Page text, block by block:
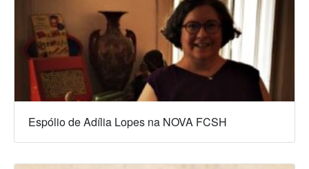
Espólio de Adília Lopes na NOVA FCSH